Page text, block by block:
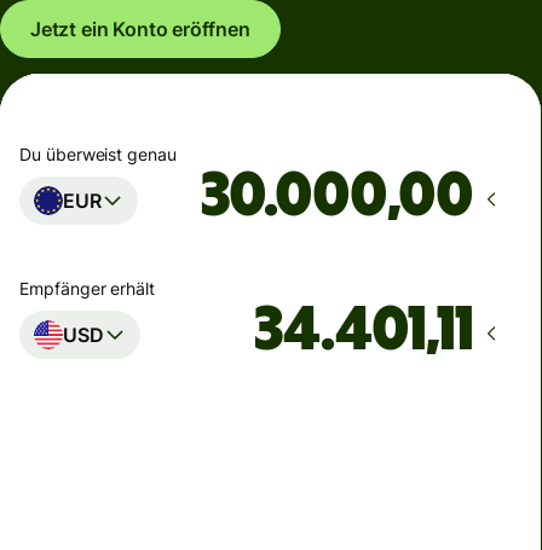
Jetzt ein Konto eröffnen
Du überweist genau
EUR ,00
Empfänger erhält
USD